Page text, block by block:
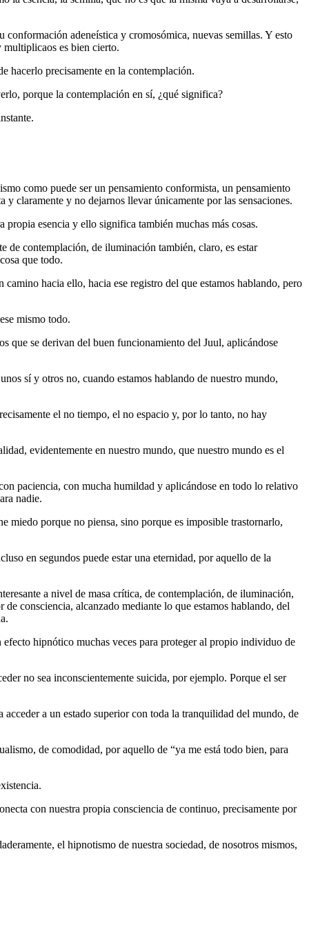
adeneística y cromosómica, nuevas semillas. Y esto
es bien cierto.
hacerlo precisamente en la contemplación.
porque la contemplación en sí, ¿qué significa?
como puede ser un pensamiento conformista, un pensamiento
claramente y no dejarnos llevar únicamente por las sensaciones.
esencia y ello significa también muchas más cosas.
de contemplación, de iluminación también, claro, es estar
que todo.
hacia ello, hacia ese registro del que estamos hablando, pero
mismo todo.
que se derivan del buen funcionamiento del Juul, aplicándose
sí y otros no, cuando estamos hablando de nuestro mundo,
el no tiempo, el no espacio y, por lo tanto, no hay
evidentemente en nuestro mundo, que nuestro mundo es el
paciencia, con mucha humildad y aplicándose en todo lo relativo
nadie.
miedo porque no piensa, sino porque es imposible trastornarlo,
en segundos puede estar una eternidad, por aquello de la
a nivel de masa crítica, de contemplación, de iluminación,
consciencia, alcanzado mediante lo que estamos hablando, del
hipnótico muchas veces para proteger al propio individuo de
no sea inconscientemente suicida, por ejemplo. Porque el ser
a un estado superior con toda la tranquilidad del mundo, de
de comodidad, por aquello de “ya me está todo bien, para
con nuestra propia consciencia de continuo, precisamente por
el hipnotismo de nuestra sociedad, de nosotros mismos,